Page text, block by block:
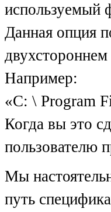
используемый
Данная опция
Например:
«C: \ Program
Когда вы это
пользователю
Мы
путь